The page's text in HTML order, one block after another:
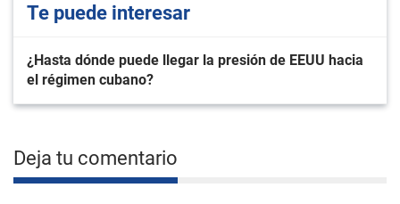
Te puede interesar
¿Hasta dónde puede llegar la presión de EEUU hacia
el régimen cubano?
Deja tu comentario